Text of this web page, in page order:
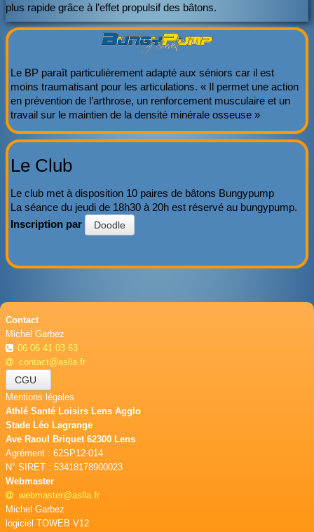
plus rapide grâce à l’effet propulsif des bâtons.
Le BP paraît particulièrement adapté aux séniors car il est
moins traumatisant pour les articulations. « Il permet une action
en prévention de l’arthrose, un renforcement musculaire et un
travail sur le maintien de la densité minérale osseuse »
Le Club
Le club met à disposition 10 paires de bâtons Bungypump
La séance du jeudi de 18h30 à 20h est réservé au bungypump.
Inscription par
Doodle
Contact
Michel Garbez
06 06 41 03 63
contact@aslla.fr
CGU
Mentions légales
Athlé Santé Loisirs Lens Agglo
Stade Léo Lagrange
Ave Raoul Briquet 62300 Lens
Agrément : 62SP12-014
N° SIRET : 53418178900023
Webmaster
webmaster@aslla.fr
Michel Garbez
logiciel TOWEB V12